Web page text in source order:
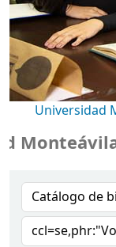
Universidad